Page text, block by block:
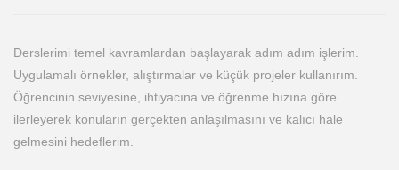
Derslerimi temel kavramlardan başlayarak adım adım işlerim.
Uygulamalı örnekler, alıştırmalar ve küçük projeler kullanırım.
Öğrencinin seviyesine, ihtiyacına ve öğrenme hızına göre
ilerleyerek konuların gerçekten anlaşılmasını ve kalıcı hale
gelmesini hedeflerim.